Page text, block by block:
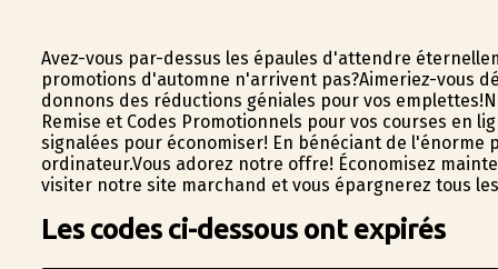
Avez-vous par-dessus les épaules d'attendre
promotions d'automne n'arrivent pas?Aimeriez-vous
donnons des réductions géniales pour vos
Remise et Codes Promotionnels pour vos courses en
signalées pour économiser! En bénéficiant de
ordinateur.Vous adorez notre offre! Économisez
visiter notre site marchand et vous épargnerez tous
Les codes ci-dessous ont expirés